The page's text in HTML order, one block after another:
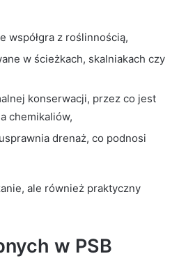
współgra z roślinnością,
w ścieżkach, skalniakach czy
konserwacji, przez co jest
chemikaliów,
drenaż, co podnosi
ale również praktyczny
w PSB